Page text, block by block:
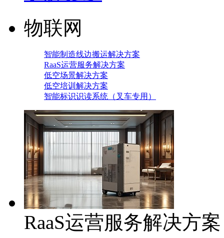
物联网
智能制造线边搬运解决方案
RaaS运营服务解决方案
低空场景解决方案
低空培训解决方案
智能标识识读系统（叉车专用）
RaaS运营服务解决方案